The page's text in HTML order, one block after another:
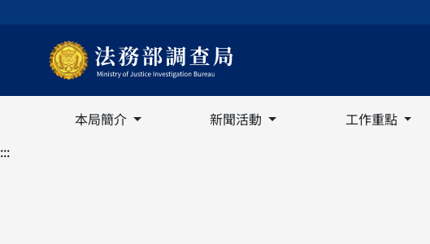
本局簡介 新聞活動 工作重點
:::